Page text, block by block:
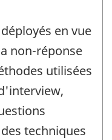
en vue
non-réponse
utilisées
techniques